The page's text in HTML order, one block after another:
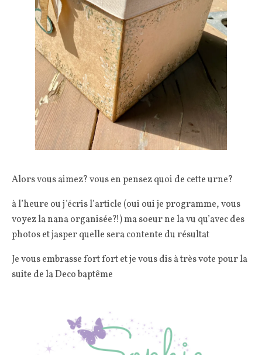
Alors vous aimez? vous en pensez quoi de cette urne?
à l’heure ou j’écris l’article (oui oui je programme, vous
voyez la nana organisée?!) ma soeur ne la vu qu’avec des
photos et jasper quelle sera contente du résultat
Je vous embrasse fort fort et je vous dis à très vote pour la
suite de la Deco baptême